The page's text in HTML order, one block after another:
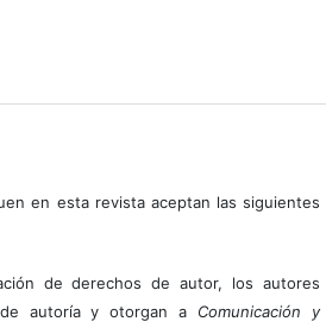
en esta revista aceptan las siguientes
de derechos de autor, los autores
autoría y otorgan a Comunicación y